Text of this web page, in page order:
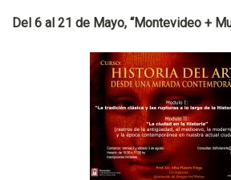
Del 6 al 21 de Mayo, “Montevideo +